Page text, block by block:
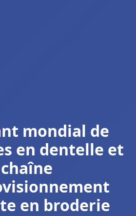
mondial de
en dentelle et
chaîne
en broderie